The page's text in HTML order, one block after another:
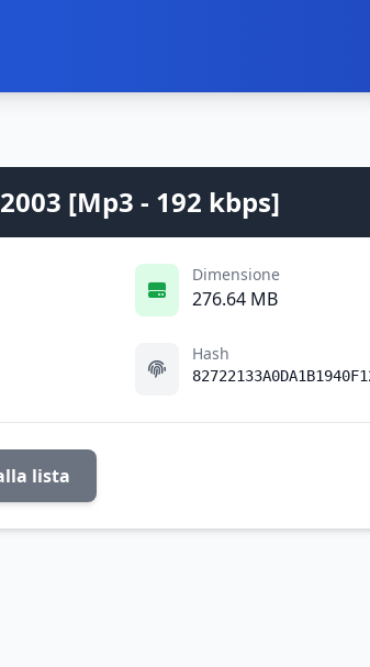
[Mp3 - 192 kbps]
Dimensione
276.64 MB
Hash
lista